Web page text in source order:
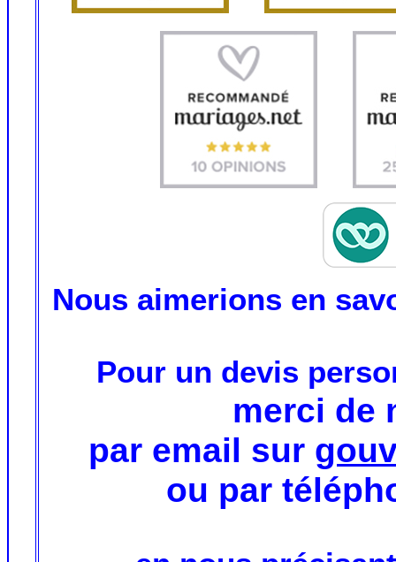
Nous aimerions en
Pour un devis
merci de
par email sur
ou par